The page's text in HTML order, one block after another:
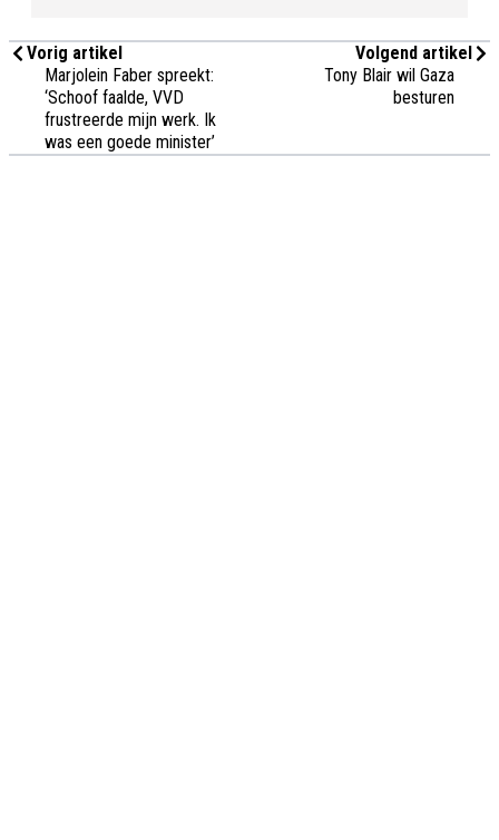
Vorig artikel
Marjolein Faber spreekt:
‘Schoof faalde, VVD
frustreerde mijn werk. Ik
was een goede minister’
Volgend artikel
Tony Blair wil Gaza
besturen